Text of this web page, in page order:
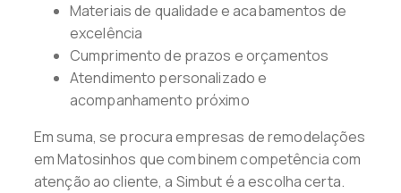
Materiais de qualidade e acabamentos de
excelência
Cumprimento de prazos e orçamentos
Atendimento personalizado e
acompanhamento próximo
Em suma, se procura empresas de remodelações
em Matosinhos que combinem competência com
atenção ao cliente, a Simbut é a escolha certa.